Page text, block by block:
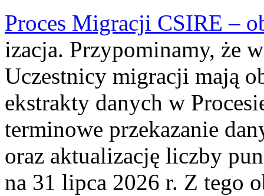
Proces Migracji CSIRE –
izacja. Przypominamy, że
Uczestnicy migracji mają
ekstrakty danych w
terminowe przekazanie
oraz aktualizację liczby
na 31 lipca 2026 r. Z tego